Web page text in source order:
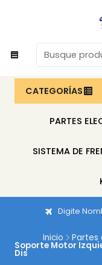
CATEGORÍAS
PARTES
SISTEMA DE
Digite
Inicio Partes
Soporte Motor
Dis